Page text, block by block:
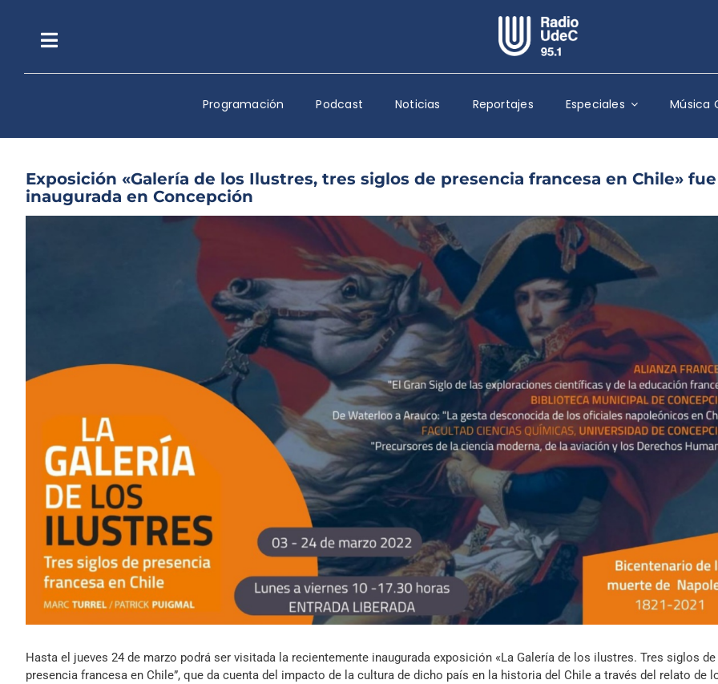
contenidoToggle
Navigation
Escuchar Radio UdeC en vivo
Quiénes Somos
Programación
Podcast
Reportajes
Columnas
Música Clásica
Especiales
Archivo Sonoro
Programación Podcast Noticias Reportajes Especiales Música
Exposición «Galería de los Ilustres, tres siglos de presencia francesa en Chile» fue
inaugurada en Concepción
Hasta el jueves 24 de marzo podrá ser visitada la recientemente inaugurada exposición «La Galería de los ilustres. Tres siglos de
presencia francesa en Chile”, que da cuenta del impacto de la cultura de dicho país en la historia del Chile a través del relato de